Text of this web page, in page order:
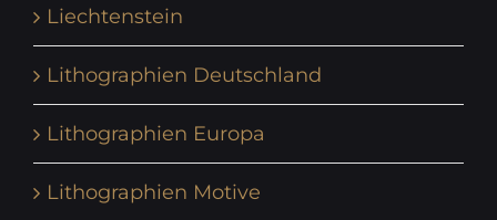
Liechtenstein
Lithographien Deutschland
Lithographien Europa
Lithographien Motive